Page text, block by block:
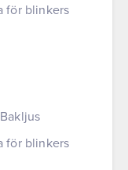
för blinkers
för blinkers